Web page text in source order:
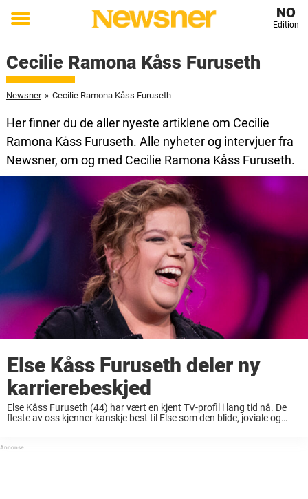
Toggle
NO
Edition
Cecilie Ramona Kåss Furuseth
Newsner » Cecilie Ramona Kåss Furuseth
Her finner du de aller nyeste artiklene om Cecilie
Ramona Kåss Furuseth. Alle nyheter og intervjuer fra
Newsner, om og med Cecilie Ramona Kåss Furuseth.
Else Kåss Furuseth deler ny
karrierebeskjed
Else Kåss Furuseth (44) har vært en kjent TV-profil i lang tid nå. De
fleste av oss kjenner kanskje best til Else som den blide, joviale og